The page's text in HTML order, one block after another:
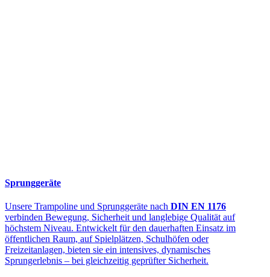
Sprunggeräte
Unsere Trampoline und Sprunggeräte nach DIN EN 1176
verbinden Bewegung, Sicherheit und langlebige Qualität auf
höchstem Niveau. Entwickelt für den dauerhaften Einsatz im
öffentlichen Raum, auf Spielplätzen, Schulhöfen oder
Freizeitanlagen, bieten sie ein intensives, dynamisches
Sprungerlebnis – bei gleichzeitig geprüfter Sicherheit.